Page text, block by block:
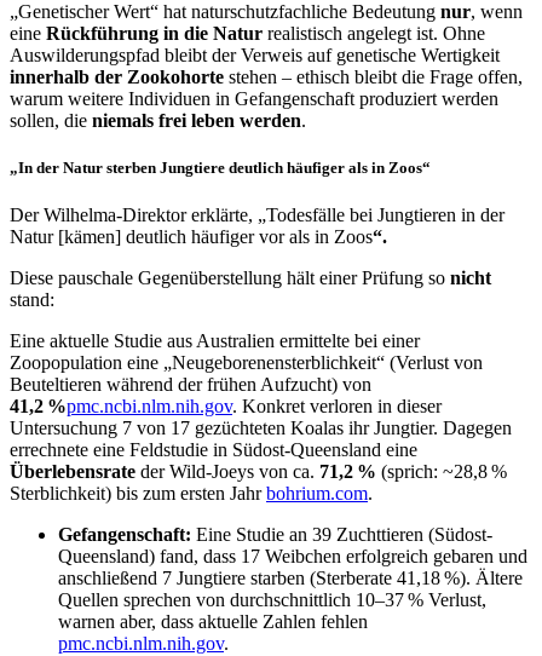
„Genetischer Wert“ hat naturschutzfachliche Bedeutung nur, wenn
eine Rückführung in die Natur realistisch angelegt ist. Ohne
Auswilderungspfad bleibt der Verweis auf genetische Wertigkeit
innerhalb der Zookohorte stehen – ethisch bleibt die Frage offen,
warum weitere Individuen in Gefangenschaft produziert werden
sollen, die niemals frei leben werden.
„In der Natur sterben Jungtiere deutlich häufiger als in Zoos“
Der Wilhelma-Direktor erklärte, „Todesfälle bei Jungtieren in der
Natur [kämen] deutlich häufiger vor als in Zoos“.
Diese pauschale Gegenüberstellung hält einer Prüfung so nicht
stand:
Eine aktuelle Studie aus Australien ermittelte bei einer
Zoopopulation eine „Neugeborenensterblichkeit“ (Verlust von
Beuteltieren während der frühen Aufzucht) von
41,2 %pmc.ncbi.nlm.nih.gov. Konkret verloren in dieser
Untersuchung 7 von 17 gezüchteten Koalas ihr Jungtier. Dagegen
errechnete eine Feldstudie in Südost-Queensland eine
Überlebensrate der Wild-Joeys von ca. 71,2 % (sprich: ~28,8 %
Sterblichkeit) bis zum ersten Jahrbohrium.com.
Gefangenschaft: Eine Studie an 39 Zuchttieren (Südost-
Queensland) fand, dass 17 Weibchen erfolgreich gebaren und
anschließend 7 Jungtiere starben (Sterberate 41,18 %). Ältere
Quellen sprechen von durchschnittlich 10–37 % Verlust,
warnen aber, dass aktuelle Zahlen fehlen
pmc.ncbi.nlm.nih.gov.